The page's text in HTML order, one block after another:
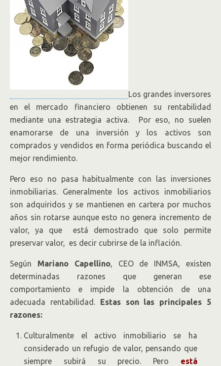
Los grandes inversores
en el mercado financiero obtienen su rentabilidad
mediante una estrategia activa. Por eso, no suelen
enamorarse de una inversión y los activos son
comprados y vendidos en forma periódica buscando el
mejor rendimiento.
Pero eso no pasa habitualmente con las inversiones
inmobiliarias. Generalmente los activos inmobiliarios
son adquiridos y se mantienen en cartera por muchos
años sin rotarse aunque esto no genera incremento de
valor, ya que está demostrado que solo permite
preservar valor, es decir cubrirse de la inflación.
Según Mariano Capellino, CEO de INMSA, existen
determinadas razones que generan ese
comportamiento e impide la obtención de una
adecuada rentabilidad. Estas son las principales 5
razones:
Culturalmente el activo inmobiliario se ha
considerado un refugio de valor, pensando que
siempre subirá su precio. Pero está